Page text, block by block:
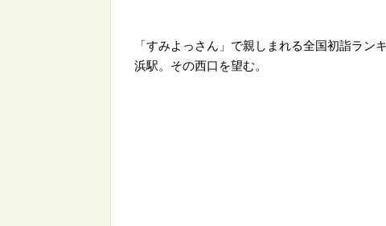
「すみよっさん」で親しまれる全国初詣ラ
浜駅。その西口を望む。